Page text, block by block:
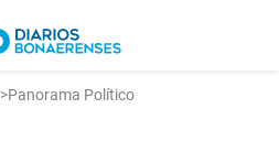
>Panorama Político